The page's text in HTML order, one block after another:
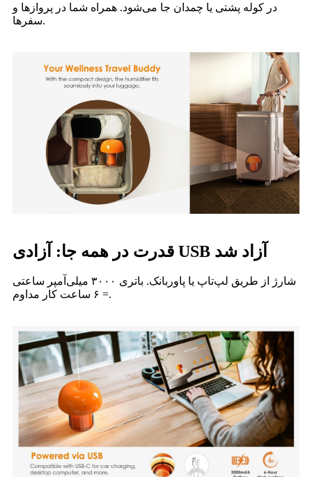
در کوله پشتی یا چمدان جا می‌شود. همراه شما در پروازها و
سفرها.
قدرت در همه جا: آزادی USB آزاد شد
شارژ از طریق لپ‌تاپ یا پاوربانک. باتری ۳۰۰۰ میلی‌آمپر ساعتی
= ۶ ساعت کار مداوم.